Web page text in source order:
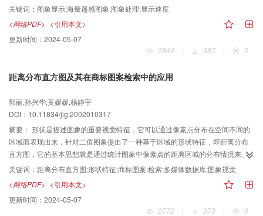
基于中间图象技术，栅格分块技术，高速缓存技术以及中间图象序列技术等解
决手段。同时在Windows9X/2000操作系统上，利用VC^ 6.0给予了具体程序实
现，并在浙江省水土流失遥感调查中得到了充分利用。实践表明本文提出的技
术手段能够在现有的计算机条件下，较好地解决图象显示不流畅的问题。
关键词： 图象显示;海量遥感图象;图象处理;显示速度
<网络PDF> <引用本文>
更新时间： 2024-05-07
2844
| 387 | 0
距离分布直方图及其在商标图案检索中的应用
郭丽,孙兴华,黄媛媛,杨静宇
DOI：10.11834/jig.2002010317
摘要： 形状是描述图象的重要视觉特征，它可以通过像素点分布在空间不同的
区域而表现出来，针对二值图象提出了一种基于区域的形状特征，即距离分布
直方图，它的基本思想就是通过统计图象中像素点的距离区域的分布情况来获
得形状特征。其中，基准点的选择和距离区域的划分是两具重要的部分，实验
结果表明，距离分布直方图能够有效地刻画出二值图象的形状特征，并且具有
非常好的平移。尺度和旋转不变性，将其应用于商标图案检索，其检索结果符
合人眼的视觉感受。
关键词： 距离分布直方图;形状特征;商标图案;检索;多媒体数据库;图象视觉
<网络PDF> <引用本文>
更新时间： 2024-05-07
2772
| 373 | 0